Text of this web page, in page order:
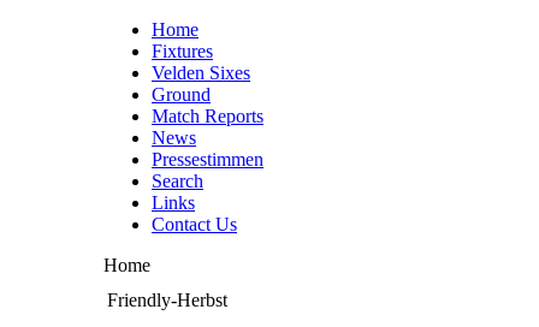
Home
Fixtures
Velden Sixes
Ground
Match Reports
News
Pressestimmen
Search
Links
Contact Us
Home
Friendly-Herbst